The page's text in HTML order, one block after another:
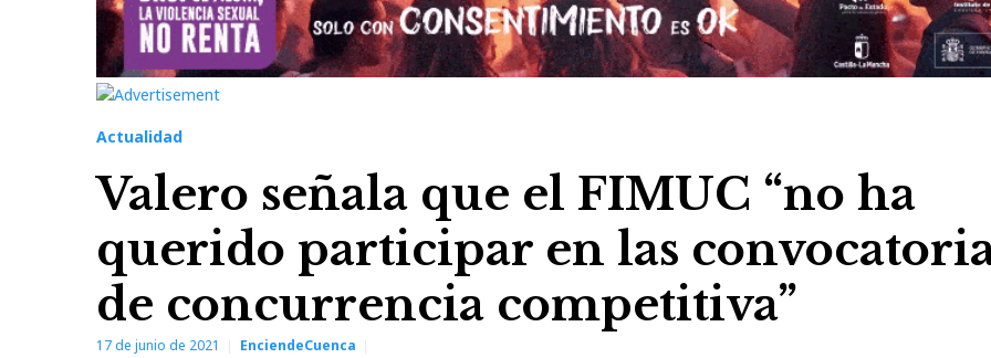
Actualidad
Valero señala que el FIMUC “no ha
querido participar en las
de concurrencia competitiva”
17 de junio de 2021 EnciendeCuenca